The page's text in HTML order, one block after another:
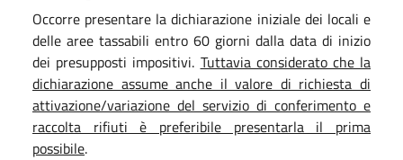
Occorre presentare la dichiarazione iniziale dei locali e
delle aree tassabili entro 60 giorni dalla data di inizio
dei presupposti impositivi. Tuttavia considerato che la
dichiarazione assume anche il valore di richiesta di
attivazione/variazione del servizio di conferimento e
raccolta rifiuti è preferibile presentarla il prima
possibile.